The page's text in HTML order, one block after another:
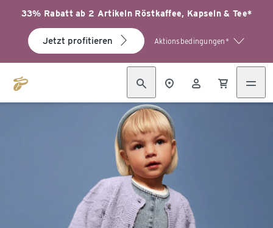
33% Rabatt ab 2 Artikeln Röstkaffee, Kapseln & Tee*
Jetzt profitieren Aktionsbedingungen*